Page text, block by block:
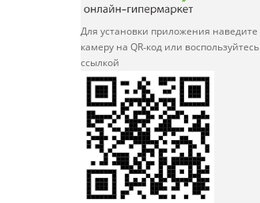
Для установки приложения наведите
камеру на QR‑код или воспользуйтесь
ссылкой